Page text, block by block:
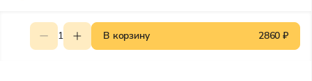
1 В корзину 2860 ₽